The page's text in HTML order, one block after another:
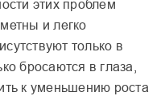
этих проблем
и легко
только в
бросаются в глаза,
к уменьшению роста